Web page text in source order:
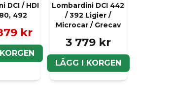
DCI / HDI
492
kr
Lombardini DCI 442
/ 392 Ligier /
Microcar / Grecav
3 779 kr
LÄGG I KORGEN